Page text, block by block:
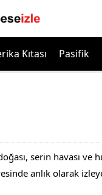
Kıtası Pasifik
serin havası
anlık olarak